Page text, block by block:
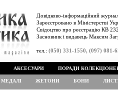
Довідково-інформаційний
Зареєстровано в Міністерстві
Свідоцтво про реєстрацію КВ
Засновник і видавець Максим
тел.: (050) 331-1550, (097) 081-
АКСЕСУАРИ ПОРАДИ
МЕДАЛІ ЖЕТОНИ БОНИ